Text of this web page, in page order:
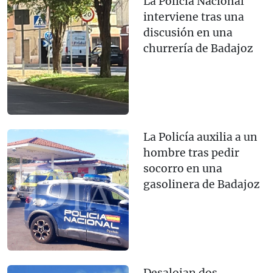
interviene tras una
discusión en una
churrería de Badajoz
La Policía auxilia a un
hombre tras pedir
socorro en una
gasolinera de Badajoz